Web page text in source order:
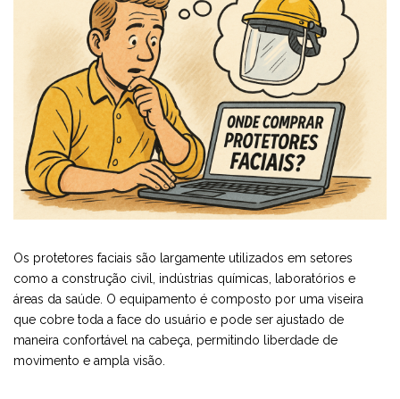
Os protetores faciais são largamente utilizados em setores
como a construção civil, indústrias químicas, laboratórios e
áreas da saúde. O equipamento é composto por uma viseira
que cobre toda a face do usuário e pode ser ajustado de
maneira confortável na cabeça, permitindo liberdade de
movimento e ampla visão.